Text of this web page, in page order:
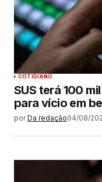
COTIDIANO
SUS terá 100
para vício em
por Da redação04/08/